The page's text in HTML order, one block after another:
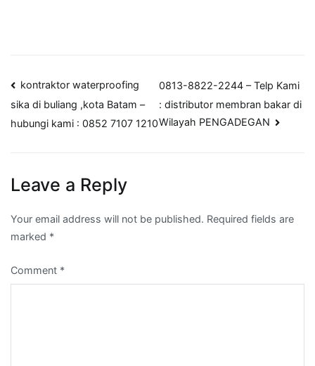
Post
navigation
kontraktor waterproofing
sika di buliang ,kota Batam –
hubungi kami : 0852 7107 1210
0813-8822-2244 – Telp Kami
: distributor membran bakar di
Wilayah PENGADEGAN
Leave a Reply
Your email address will not be published. Required fields are
marked *
Comment *